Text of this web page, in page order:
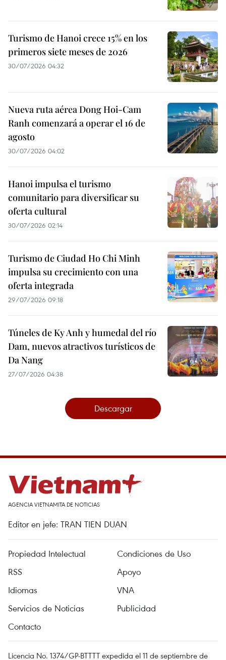
Turismo de Hanoi crece 15% en los
primeros siete meses de 2026
30/07/2026 04:32
Nueva ruta aérea Dong Hoi-Cam
Ranh comenzará a operar el 16 de
agosto
30/07/2026 04:02
Hanoi impulsa el turismo
comunitario para diversificar su
oferta cultural
30/07/2026 02:14
Turismo de Ciudad Ho Chi Minh
impulsa su crecimiento con una
oferta integrada
29/07/2026 09:18
Túneles de Ky Anh y humedal del río
Dam, nuevos atractivos turísticos de
Da Nang
27/07/2026 04:38
Descargar
AGENCIA VIETNAMITA DE NOTICIAS
Editor en jefe: TRAN TIEN DUAN
Propiedad Intelectual
Condiciones de Uso
RSS
Apoyo
Idiomas
VNA
Servicios de Noticias
Publicidad
Contacto
Licencia No. 1374/GP-BTTTT expedida el 11 de septiembre de